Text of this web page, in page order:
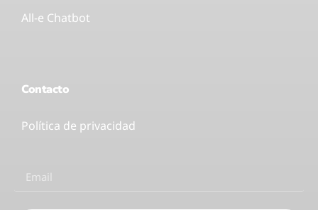
All-e Chatbot
Contacto
Política de privacidad